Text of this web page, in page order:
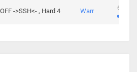
->SSH<- , Hard 4 Warr 63